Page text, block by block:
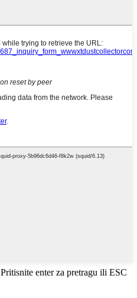
Pritisnite enter za pretragu ili ESC